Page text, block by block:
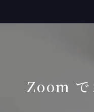
Zoom で